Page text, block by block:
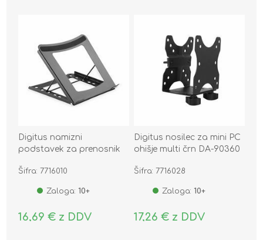
Digitus namizni
podstavek za prenosnik
Šifra: 7716010
Zaloga: 10+
16,69 € z DDV
Digitus nosilec za mini PC
ohišje multi črn DA-90360
Šifra: 7716028
Zaloga: 10+
17,26 € z DDV